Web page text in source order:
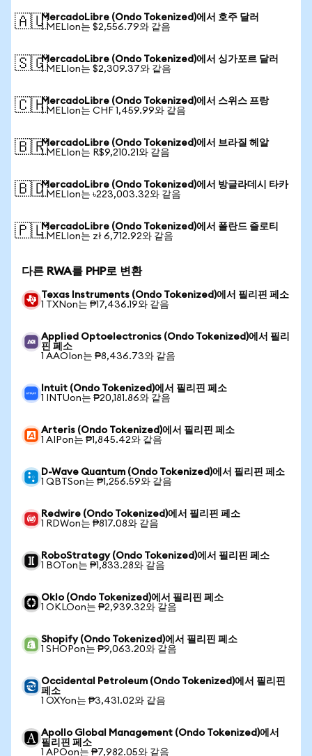
🇦🇺MercadoLibre (Ondo Tokenized)에서 호주 달러
1 MELIon는 $2,556.79와 같음
🇸🇬MercadoLibre (Ondo Tokenized)에서 싱가포르 달러
1 MELIon는 $2,309.37와 같음
🇨🇭MercadoLibre (Ondo Tokenized)에서 스위스 프랑
1 MELIon는 CHF 1,459.99와 같음
🇧🇷MercadoLibre (Ondo Tokenized)에서 브라질 헤알
1 MELIon는 R$9,210.21와 같음
🇧🇩MercadoLibre (Ondo Tokenized)에서 방글라데시 타카
1 MELIon는 ৳223,003.32와 같음
🇵🇱MercadoLibre (Ondo Tokenized)에서 폴란드 즐로티
1 MELIon는 zł 6,712.92와 같음
다른 RWA를 PHP로 변환
Texas Instruments (Ondo Tokenized)에서 필리핀 페소
1 TXNon는 ₱17,436.19와 같음
Applied Optoelectronics (Ondo Tokenized)에서 필리
핀 페소
1 AAOIon는 ₱8,436.73와 같음
Intuit (Ondo Tokenized)에서 필리핀 페소
1 INTUon는 ₱20,181.86와 같음
Arteris (Ondo Tokenized)에서 필리핀 페소
1 AIPon는 ₱1,845.42와 같음
D-Wave Quantum (Ondo Tokenized)에서 필리핀 페소
1 QBTSon는 ₱1,256.59와 같음
Redwire (Ondo Tokenized)에서 필리핀 페소
1 RDWon는 ₱817.08와 같음
RoboStrategy (Ondo Tokenized)에서 필리핀 페소
1 BOTon는 ₱1,833.28와 같음
Oklo (Ondo Tokenized)에서 필리핀 페소
1 OKLOon는 ₱2,939.32와 같음
Shopify (Ondo Tokenized)에서 필리핀 페소
1 SHOPon는 ₱9,063.20와 같음
Occidental Petroleum (Ondo Tokenized)에서 필리핀
페소
1 OXYon는 ₱3,431.02와 같음
Apollo Global Management (Ondo Tokenized)에서
필리핀 페소
1 APOon는 ₱7,982.05와 같음